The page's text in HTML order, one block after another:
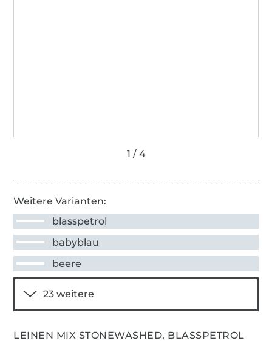
Weitere Varianten:
blasspetrol
babyblau
beere
LEINEN MIX STONEWASHED, BLASSPETROL